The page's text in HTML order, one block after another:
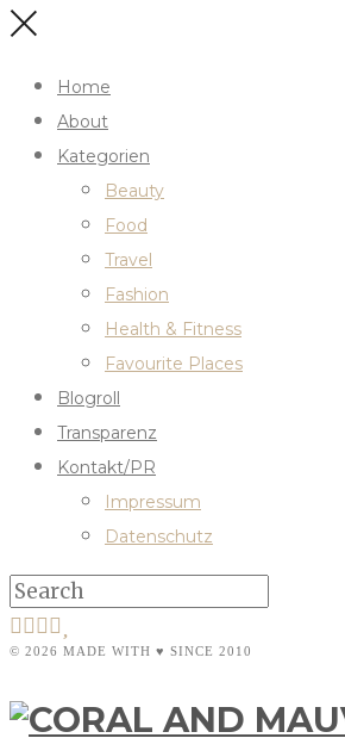
Home
About
Kategorien
Beauty
Food
Travel
Fashion
Health & Fitness
Favourite Places
Blogroll
Transparenz
Kontakt/PR
Impressum
Datenschutz
© 2026 MADE WITH ♥ SINCE 2010